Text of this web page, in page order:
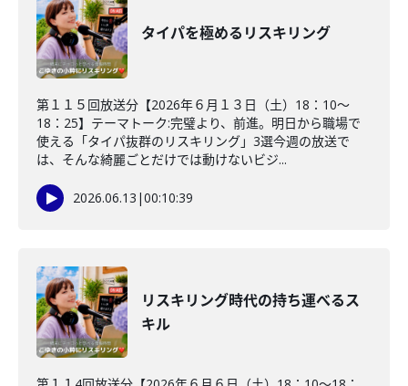
タイパを極めるリスキリング
第１１５回放送分【2026年６月１３日（土）18：10～
18：25】テーマトーク:完璧より、前進。明日から職場で
使える「タイパ抜群のリスキリング」3選今週の放送で
は、そんな綺麗ごとだけでは動けないビジ...
2026.06.13 |00:10:39
リスキリング時代の持ち運べるス
キル